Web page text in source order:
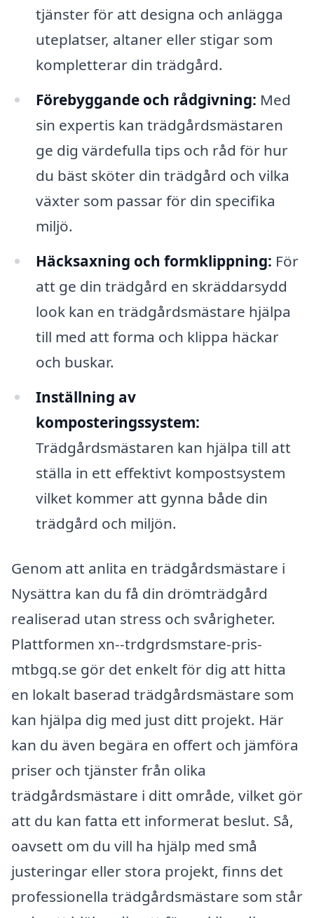
tjänster för att designa och anlägga
uteplatser, altaner eller stigar som
kompletterar din trädgård.
Förebyggande och rådgivning: Med
sin expertis kan trädgårdsmästaren
ge dig värdefulla tips och råd för hur
du bäst sköter din trädgård och vilka
växter som passar för din specifika
miljö.
Häcksaxning och formklippning: För
att ge din trädgård en skräddarsydd
look kan en trädgårdsmästare hjälpa
till med att forma och klippa häckar
och buskar.
Inställning av
komposteringssystem:
Trädgårdsmästaren kan hjälpa till att
ställa in ett effektivt kompostsystem
vilket kommer att gynna både din
trädgård och miljön.
Genom att anlita en trädgårdsmästare i
Nysättra kan du få din drömträdgård
realiserad utan stress och svårigheter.
Plattformen xn--trdgrdsmstare-pris-
mtbgq.se gör det enkelt för dig att hitta
en lokalt baserad trädgårdsmästare som
kan hjälpa dig med just ditt projekt. Här
kan du även begära en offert och jämföra
priser och tjänster från olika
trädgårdsmästare i ditt område, vilket gör
att du kan fatta ett informerat beslut. Så,
oavsett om du vill ha hjälp med små
justeringar eller stora projekt, finns det
professionella trädgårdsmästare som står